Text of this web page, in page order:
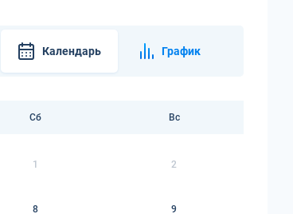
Календарь График
Сб Вс
1 2
8 9